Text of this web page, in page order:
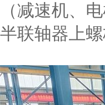
（减速机、
半联轴器上螺